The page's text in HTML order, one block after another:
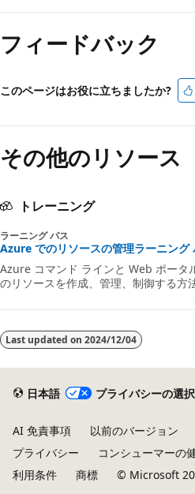
フィードバック
このページはお役に立ちましたか?
その他のリソース
トレーニング
ラーニング パス
Azure でのリソースの管理ラーニン
Azure コマンド ラインと Web ポータ
のリソースを作成、管理、制御する方
Last updated on 2024/12/04
日本語 プライバシーの選択
AI 免責事項 以前のバージョン
プライバシー
コンシューマーの
利用条件
商標 © Microsoft